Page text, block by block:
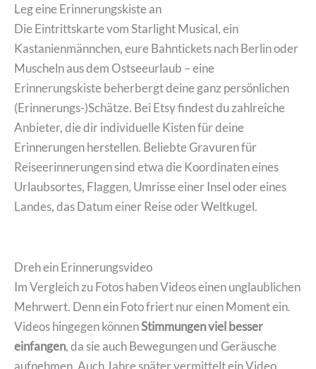
Leg eine Erinnerungskiste an
Die Eintrittskarte vom Starlight Musical, ein
Kastanienmännchen, eure Bahntickets nach Berlin oder
Muscheln aus dem Ostseeurlaub – eine
Erinnerungskiste beherbergt deine ganz persönlichen
(Erinnerungs-)Schätze. Bei Etsy findest du zahlreiche
Anbieter, die dir individuelle Kisten für deine
Erinnerungen herstellen. Beliebte Gravuren für
Reiseerinnerungen sind etwa die Koordinaten eines
Urlaubsortes, Flaggen, Umrisse einer Insel oder eines
Landes, das Datum einer Reise oder Weltkugel.
Dreh ein Erinnerungsvideo
Im Vergleich zu Fotos haben Videos einen unglaublichen
Mehrwert. Denn ein Foto friert nur einen Moment ein.
Videos hingegen könnenStimmungen viel besser
einfangen, da sie auch Bewegungen und Geräusche
aufnehmen. Auch Jahre später vermittelt ein Video